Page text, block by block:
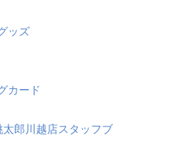
ッズ
カード
郎川越店スタッフブ